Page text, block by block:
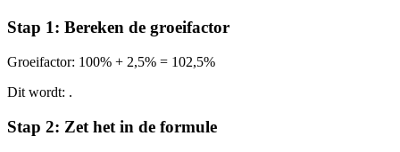
Stap 1: Bereken de groeifactor
Groeifactor: 100% + 2,5% = 102,5%
Dit wordt: .
Stap 2: Zet het in de formule